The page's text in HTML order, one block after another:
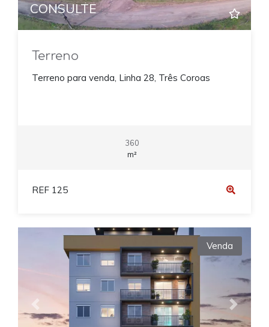
CONSULTE
Terreno
Terreno para venda, Linha 28, Três Coroas
360
m²
REF 125
Previous Next
Venda